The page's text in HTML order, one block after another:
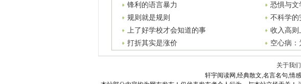
锋利的语言暴力
恐惧与文
规则就是规则
不科学的
上了好学校才会知道的事
收入高则
打折其实是涨价
空心病：
关于我们
轩宇阅读网,经典散文,名言名句,情